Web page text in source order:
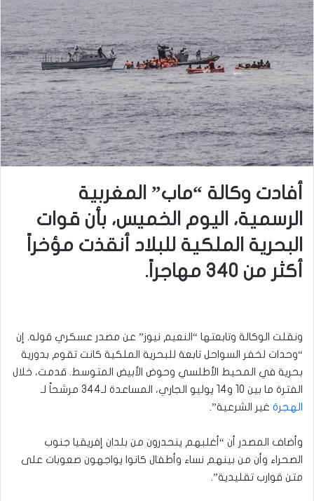
أفادت وكالة “ماب” المغربية
الرسمية، اليوم الخميس، بأن قوات
البحرية الملكية للبلاد أنقذت مؤخراً
أكثر من 340 مهاجراً.
ونقلت الوكالة وتابعتها “النعيم نيوز” عن مصدر عسكري قوله. إن
“وحدات لخفر السواحل تابعة للبحرية الملكية كانت تقوم بدورية
بحرية في المحيط الأطلسي وحوض الأبيض المتوسط. قدمت، خلال
الفترة ما بين 10 و14 يوليو الجاري، المساعدة لـ344 مرشحاً لـ
الهجرة غير الشرعية”.
وأضاف المصدر أن “أغلبهم ينحدرون من بلدان إفريقيا جنوب
الصحراء وأن من بينهم نساء وأطفال كانوا يواجهون صعوبات على
متن قوارب تقليدية”.